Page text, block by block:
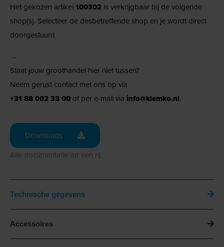
Het gekozen artikel 100302 is verkrijgbaar bij de volgende
shop(s). Selecteer de desbetreffende shop en je wordt direct
doorgestuurd.
→
Staat jouw groothandel hier niet tussen?
Neem gerust contact met ons op via
+31 88 002 33 00 of per e-mail via info@klemko.nl.
Downloads
Alle documentatie op een rij
Technische gegevens
Accessoires